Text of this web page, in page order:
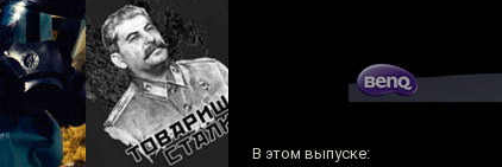
В этом выпуске: